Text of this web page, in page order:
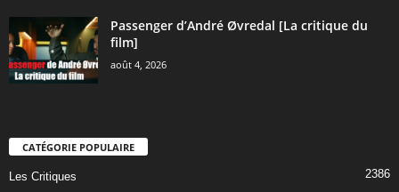
Passenger d’André Øvredal [La critique du
film]
août 4, 2026
CATÉGORIE POPULAIRE
Les Critiques 2386